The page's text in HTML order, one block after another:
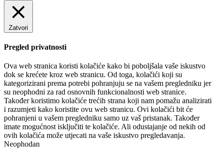
Zatvori
Pregled privatnosti
Ova web stranica koristi kolačiće kako bi poboljšala vaše iskustvo
dok se krećete kroz web stranicu. Od toga, kolačići koji su
kategorizirani prema potrebi pohranjuju se na vašem pregledniku jer
su neophodni za rad osnovnih funkcionalnosti web stranice.
Također koristimo kolačiće trećih strana koji nam pomažu analizirati
i razumjeti kako koristite ovu web stranicu. Ovi kolačići bit će
pohranjeni u vašem pregledniku samo uz vaš pristanak. Također
imate mogućnost isključiti te kolačiće. Ali odustajanje od nekih od
ovih kolačića može utjecati na vaše iskustvo pregledavanja.
Neophodan